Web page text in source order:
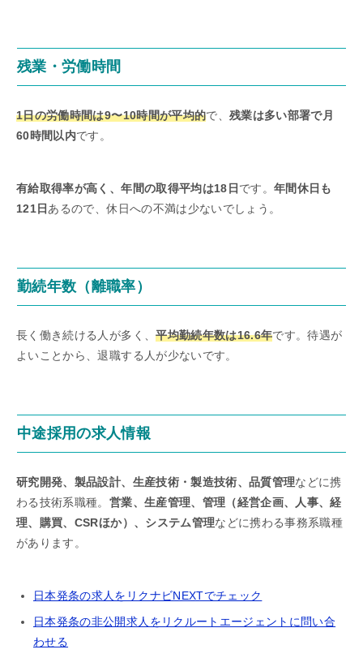
残業・労働時間
1日の労働時間は9〜10時間が平均的で、残業は多い部署で月
60時間以内です。
有給取得率が高く、年間の取得平均は18日 です。年間休日も
121日あるので、休日への不満は少ないでしょう。
勤続年数（離職率）
長く働き続ける人が多く、平均勤続年数は16.6年です。待遇が
よいことから、退職する人が少ないです。
中途採用の求人情報
研究開発、製品設計、生産技術・製造技術、品質管理などに携
わる技術系職種。 営業、生産管理、管理（経営企画、人事、経
理、購買、CSRほか）、システム管理などに携わる事務系職種
があります。
日本発条の求人をリクナビNEXTでチェック
日本発条の非公開求人をリクルートエージェントに問い合
わせる